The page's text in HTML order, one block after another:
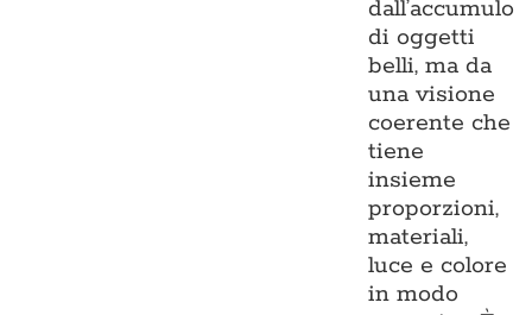
dall’accumulo
di oggetti
belli, ma da
una visione
coerente che
tiene
insieme
proporzioni,
materiali,
luce e colore
in modo